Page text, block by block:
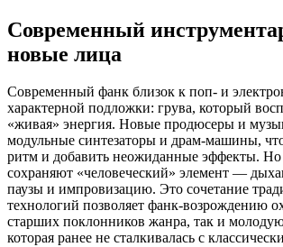
Современный
новые лица
Современный фанк близок к поп- и
характерной подложки: грува, который
«живая» энергия. Новые продюсеры и
модульные синтезаторы и драм-машины,
ритм и добавить неожиданные эффекты.
сохраняют «человеческий» элемент —
паузы и импровизацию. Это сочетание
технологий позволяет фанк-возрождению
старших поклонников жанра, так и
которая ранее не сталкивалась с